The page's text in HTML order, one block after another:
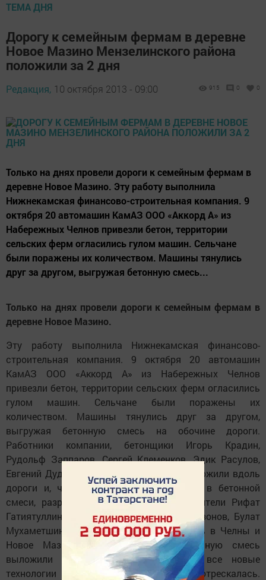
ТЕМА ДНЯ
Дорогу к семейным фермам в деревне
Новое Мазино Мензелинского района
положили за 2 дня
Редакция, 10 октября 2013 - 09:00 915 0 0
Только на днях провели дороги к семейным фермам в
деревне Новое Мазино. Эту работу выполнила
Нижнекамская финансово-строительная компания. 9
октября 20 автомашин КамАЗ ООО «Аккорд А» из
Набережных Челнов привезли бетон, территории
сельских ферм огласились гулом машин. Сельчане
были поражены их количеством. Машины тянулись
друг за другом, выгружая бетонную смесь...
Только на днях провели дороги к семейным фермам в
деревне Новое Мазино.
Эту работу выполнила Нижнекамская финансово-
строительная компания. 9 октября 20 автомашин
КамАЗ ООО «Аккорд А» из Набережных Челнов
привезли бетон, территории сельских ферм огласились
гулом машин. Сельчане были поражены их
количеством. Машины тянулись друг за другом,
выгружая бетонную смесь на обочине дороги.
Работники компании, бетонщики Игорь Крадин,
Рудольф Заппаров, Сергей Клеменков, Эдик Расулов,
Евгений Дудорев выгруженный бетон выложили вдоль
дороги и, чтобы не оставалось комков в бетонной
смеси, разровняли ее виброрейкой. Водители Рифат
Гатиятуллин, Ильмир Шарипов, Сергей Сазонов, Булат
Мухаметшин делали по два рейса в день в Челны и
Новое Мазино. После того как бетонную смесь
выложили ровным слоем, применили все новые
технологии для того, чтобы дорога не потрескалась.